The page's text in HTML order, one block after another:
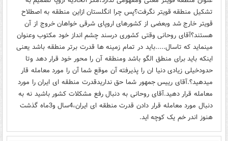
تشکیل منطقه قویتر نگرفت؟پس چرا انگلستان ازاین منطقه به اصطلاح
قویتر خارج شد وبعضی از کشورهای اروپای شرقی خواهان خروج از آن
هستند؟آقای روحانی وقتی کشوری درسند چشم انداز خود مکتوب وعنوان
مینماید که تاسال.....باید در تمام زمینه ها قدرت برتر منطقه باشد یعنی
اینکه باید برای منطق الگو باشد ومنطقه آن را محور خود قرار دهد وتا
حدودخیلی زیادی دنیا ان را پذیرفته آن موقع شما آن را مورد معامله قار
میدهید؟.آقای رییس جمهور شما حق نداریدقدرت منطقه ای ایران را مورد
معامله قرار دهید.آقای روحانی به دنبال رفع مشکلات کشور باشید نه به
دنبال مورد معامله قرار دادن قدرت منطقه ای ایران،4سال و3ماه گذشت
هنوز اندر خم یک کوچه اید.